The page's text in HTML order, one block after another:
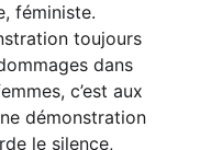
féministe.
toujours
dans
c’est aux
démonstration
le silence,